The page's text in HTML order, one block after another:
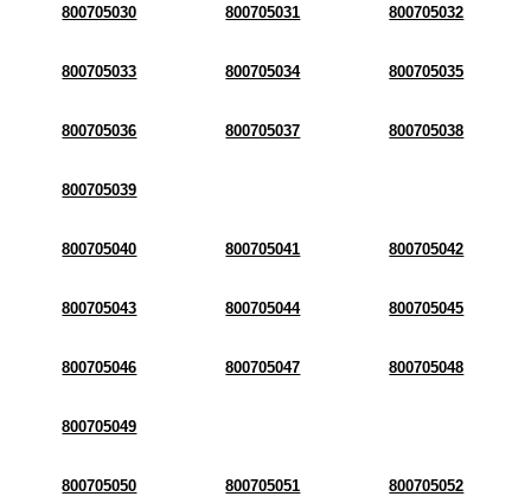
800705030 800705031 800705032
800705033 800705034 800705035
800705036 800705037 800705038
800705039
800705040 800705041 800705042
800705043 800705044 800705045
800705046 800705047 800705048
800705049
800705050 800705051 800705052